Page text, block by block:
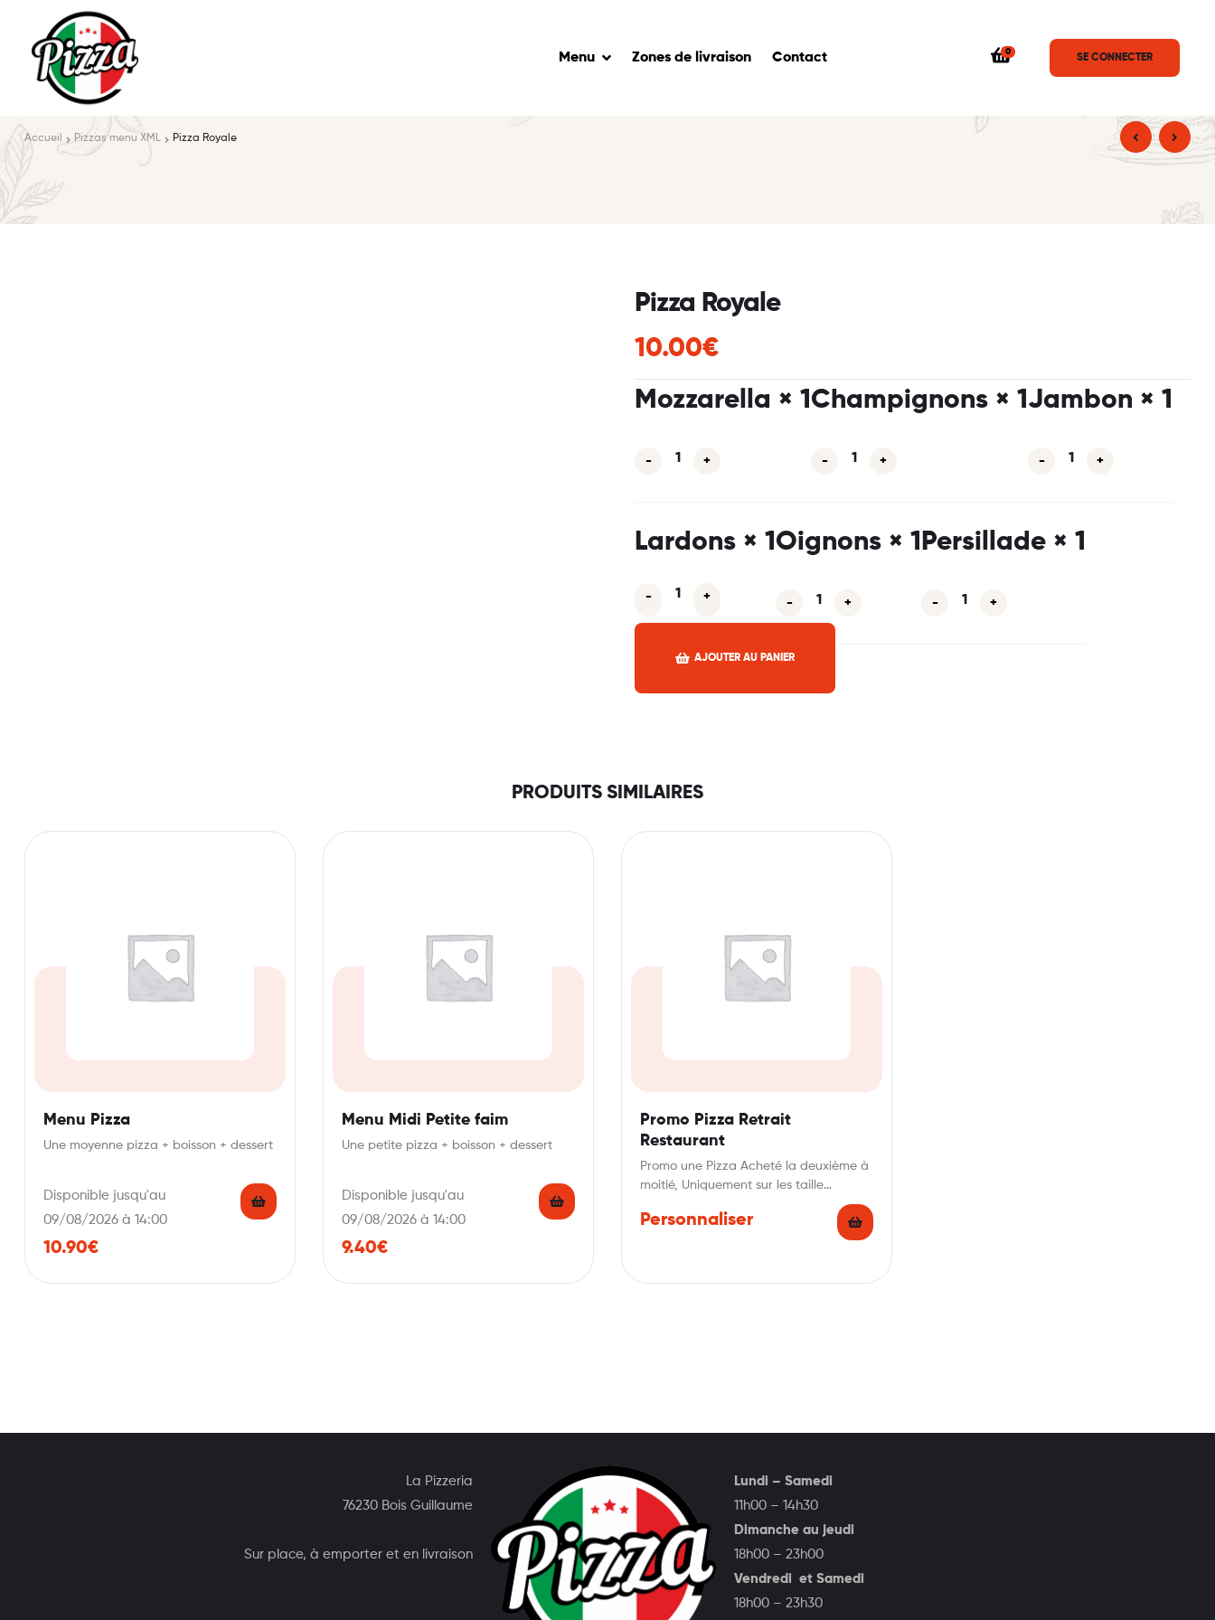
Menu Zones de livraison Contact 0
SE CONNECTER
Accueil Pizzas menu XML Pizza Royale
Pizza Royale
10.00€
Mozzarella × 1
- +
Champignons × 1
- +
Jambon × 1
- +
Lardons × 1 Oignons × 1
- +
Persillade × 1
- +
- +
AJOUTER AU PANIER
PRODUITS SIMILAIRES
Menu Pizza
Une moyenne pizza + boisson + dessert
Disponible jusqu'au
09/08/2026 à 14:00
10.90€
Menu Midi Petite faim
Une petite pizza + boisson + dessert
Disponible jusqu'au
09/08/2026 à 14:00
9.40€
Promo Pizza Retrait
Restaurant
Promo une Pizza Acheté la deuxième à
moitié, Uniquement sur les taille
Personnaliser
La Pizzeria
76230 Bois Guillaume
Sur place, à emporter et en livraison
Lundi – Samedi
11h00 – 14h30
Dimanche au jeudi
18h00 – 23h00
Vendredi et Samedi
18h00 – 23h30